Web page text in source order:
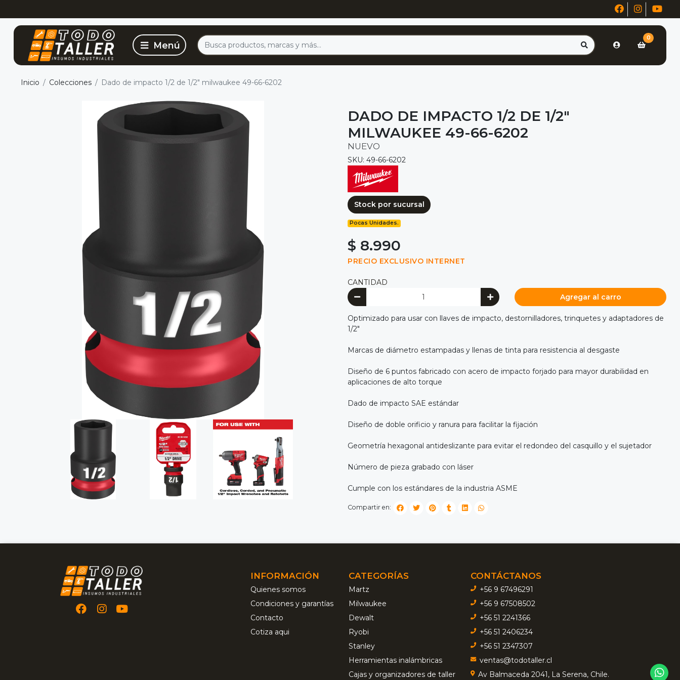
0
Inicio Colecciones Dado de impacto 1/2 de 1/2" milwaukee 49-66-6202
DADO DE IMPACTO 1/2 DE 1/2"
MILWAUKEE 49-66-6202
NUEVO
SKU: 49-66-6202
Stock por sucursal
Pocas Unidades.
$ 8.990
PRECIO EXCLUSIVO INTERNET
CANTIDAD
Agregar al carro
Optimizado para usar con llaves de impacto, destornilladores, trinquetes y adaptadores de
1/2"
Marcas de diámetro estampadas y llenas de tinta para resistencia al desgaste
Diseño de 6 puntos fabricado con acero de impacto forjado para mayor durabilidad en
aplicaciones de alto torque
Dado de impacto SAE estándar
Diseño de doble orificio y ranura para facilitar la fijación
Geometría hexagonal antideslizante para evitar el redondeo del casquillo y el sujetador
Número de pieza grabado con láser
Cumple con los estándares de la industria ASME
Compartir en:
INFORMACIÓN
Quienes somos
Condiciones y garantías
Contacto
Cotiza aqui
CATEGORÍAS
Martz
Milwaukee
Dewalt
Ryobi
Stanley
Herramientas inalámbricas
Cajas y organizadores de taller
CONTÁCTANOS
+56 9 67496291
+56 9 67508502
+56 51 2241366
+56 51 2406234
+56 51 2347307
ventas@todotaller.cl
Av Balmaceda 2041, La Serena, Chile.